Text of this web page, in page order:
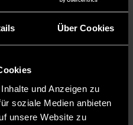
Über Cookies
und Anzeigen zu
soziale Medien anbieten
unsere Website zu